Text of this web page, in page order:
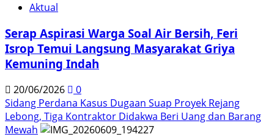
Aktual
Serap Aspirasi Warga Soal Air Bersih, Feri
Isrop Temui Langsung Masyarakat Griya
Kemuning Indah
20/06/2026
0
Sidang Perdana Kasus Dugaan Suap Proyek Rejang
Lebong, Tiga Kontraktor Didakwa Beri Uang dan Barang
Mewah